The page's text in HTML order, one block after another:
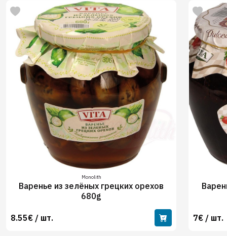
Monolith
Варенье из зелёных грецких орехов
680g
8.55€ / шт. 7€ / шт.